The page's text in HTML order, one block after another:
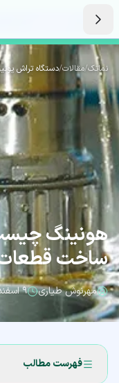
نماتک/مقالات/دستگاه تراش
هونینگ
ساخت قطعات
مهرنوش طیاری ۹ اسفند ۱۴۰۱
فهرست مطالب